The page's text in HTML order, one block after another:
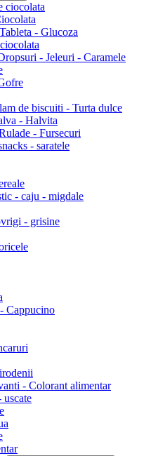
ciocolata
- Glucoza
- Jeleuri - Caramele
de biscuiti - Turta dulce
- Halvita
- Fursecuri
- saratele
- caju - migdale
- grisine
Cappucino
- Colorant alimentar
uscate